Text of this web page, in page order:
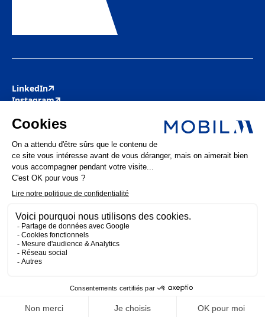
LinkedIn
Instagram
Facebook
Actualités
Mentions légales